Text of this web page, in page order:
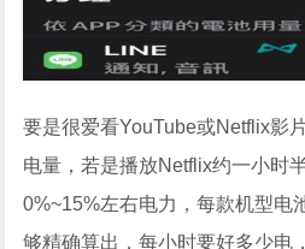
要是很爱看YouTube或Netflix影
电量，若是播放Netflix约一小时
0%~15%左右电力，每款机型电
够精确算出，每小时要好多少电